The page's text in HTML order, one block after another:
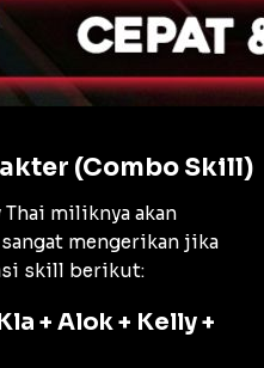
(Combo Skill)
miliknya akan
mengerikan jika
skill berikut:
+ Alok + Kelly +